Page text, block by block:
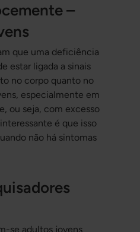
–
que uma deficiência
estar ligada a sinais
no corpo quanto no
especialmente em
ou seja, com excesso
é que isso
não há sintomas
se adultos jovens